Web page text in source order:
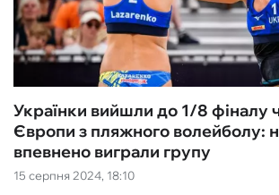
15 серпня 2024, 18:10
Українки вийшли до 1/8 фіналу
Європи з пляжного волейболу:
впевнено виграли групу